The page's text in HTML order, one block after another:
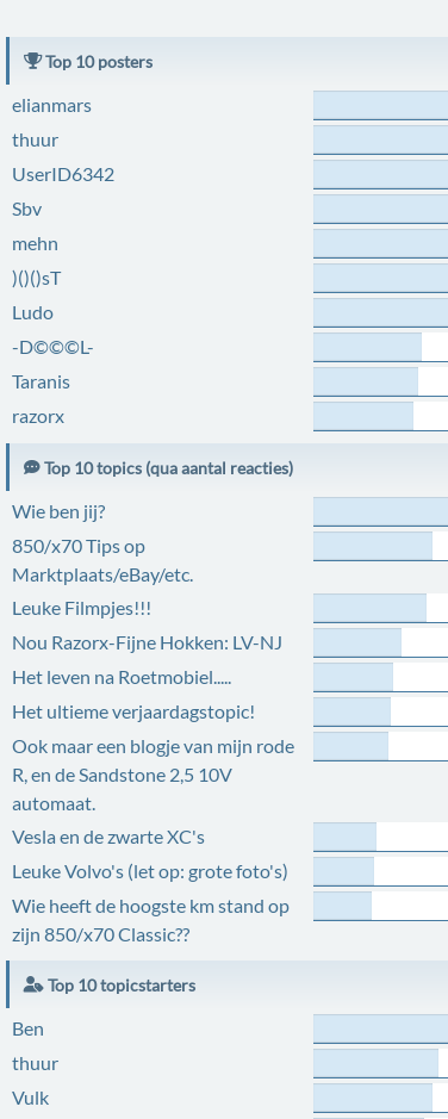
Top 10 posters
elianmars
thuur
UserID6342
Sbv
mehn
)()()sT
Ludo
-D©©©L-
Taranis
razorx
Top 10 topics (qua aantal reacties)
Wie ben jij?
850/x70 Tips op
Marktplaats/eBay/etc.
Leuke Filmpjes!!!
Nou Razorx-Fijne Hokken: LV-NJ
Het leven na Roetmobiel.....
Het ultieme verjaardagstopic!
Ook maar een blogje van mijn rode
R, en de Sandstone 2,5 10V
automaat.
Vesla en de zwarte XC's
Leuke Volvo's (let op: grote foto's)
Wie heeft de hoogste km stand op
zijn 850/x70 Classic??
Top 10 topicstarters
Ben
thuur
Vulk